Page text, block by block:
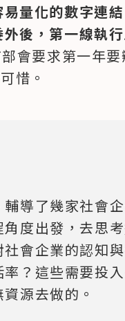
量化的數字連
後，第一線執
會要求第一年
惜。
導了幾家社會
度出發，去思
會企業的認知
？這些需要投
源去做的。